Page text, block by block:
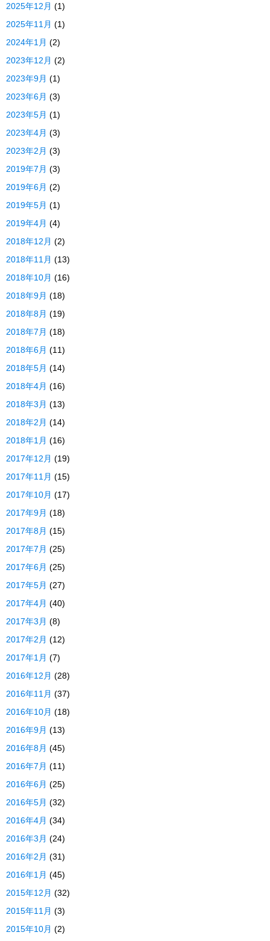
2025年12月 (1)
2025年11月 (1)
2024年1月 (2)
2023年12月 (2)
2023年9月 (1)
2023年6月 (3)
2023年5月 (1)
2023年4月 (3)
2023年2月 (3)
2019年7月 (3)
2019年6月 (2)
2019年5月 (1)
2019年4月 (4)
2018年12月 (2)
2018年11月 (13)
2018年10月 (16)
2018年9月 (18)
2018年8月 (19)
2018年7月 (18)
2018年6月 (11)
2018年5月 (14)
2018年4月 (16)
2018年3月 (13)
2018年2月 (14)
2018年1月 (16)
2017年12月 (19)
2017年11月 (15)
2017年10月 (17)
2017年9月 (18)
2017年8月 (15)
2017年7月 (25)
2017年6月 (25)
2017年5月 (27)
2017年4月 (40)
2017年3月 (8)
2017年2月 (12)
2017年1月 (7)
2016年12月 (28)
2016年11月 (37)
2016年10月 (18)
2016年9月 (13)
2016年8月 (45)
2016年7月 (11)
2016年6月 (25)
2016年5月 (32)
2016年4月 (34)
2016年3月 (24)
2016年2月 (31)
2016年1月 (45)
2015年12月 (32)
2015年11月 (3)
2015年10月 (2)